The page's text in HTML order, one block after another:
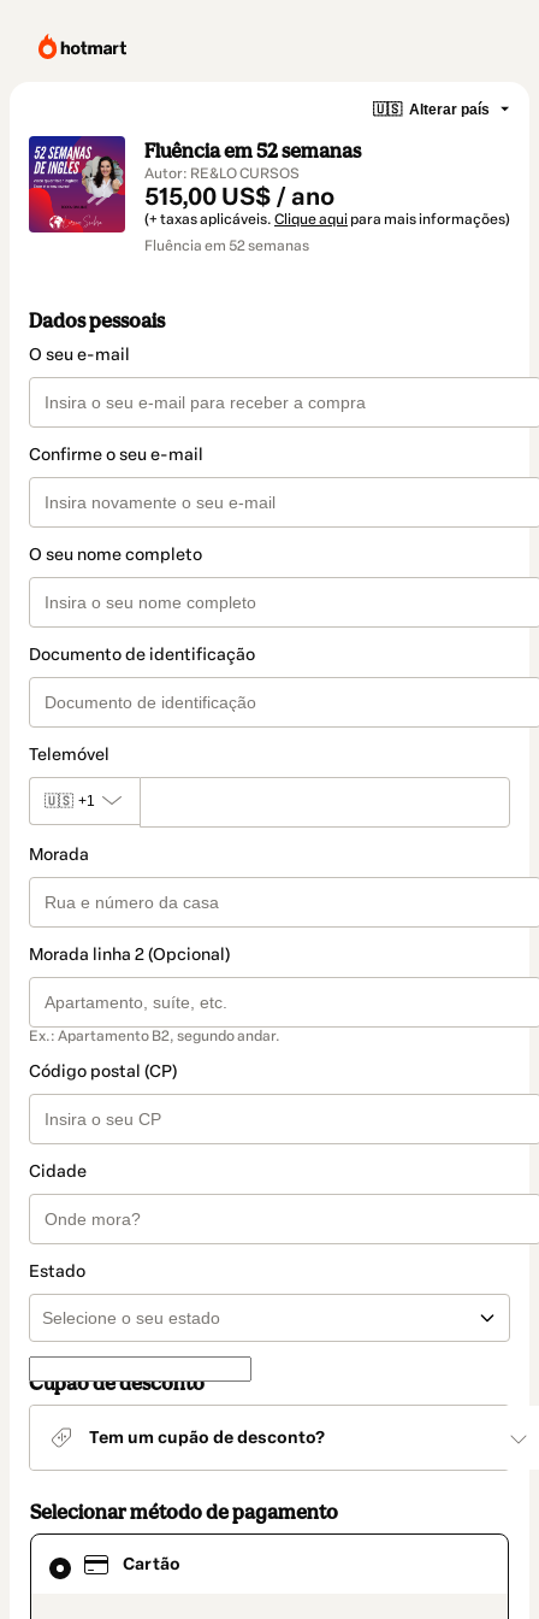
🇺🇸 Alterar país
Fluência em 52 semanas
Autor: RE&LO CURSOS
515,00 US$ / ano
(+ taxas aplicáveis. Clique aqui para mais informações)
Fluência em 52 semanas
Dados pessoais
O seu e-mail
Confirme o seu e-mail
O seu nome completo
Documento de identificação
Telemóvel
🇺🇸 +1
Morada
Morada linha 2 (Opcional)
Ex.: Apartamento B2, segundo andar.
Código postal (CP)
Cidade
Estado
Cupão de desconto
Tem um cupão de desconto?
Selecionar método de pagamento
Cartão
Cartão
selecionado